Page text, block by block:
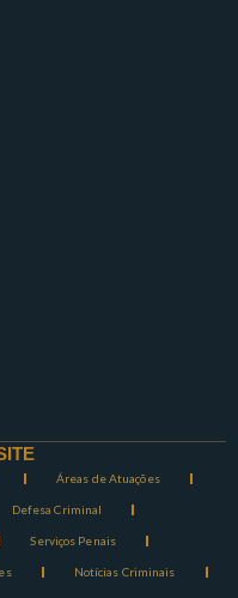
Áreas de Atuações
Defesa Criminal
Serviços Penais
Notícias Criminais